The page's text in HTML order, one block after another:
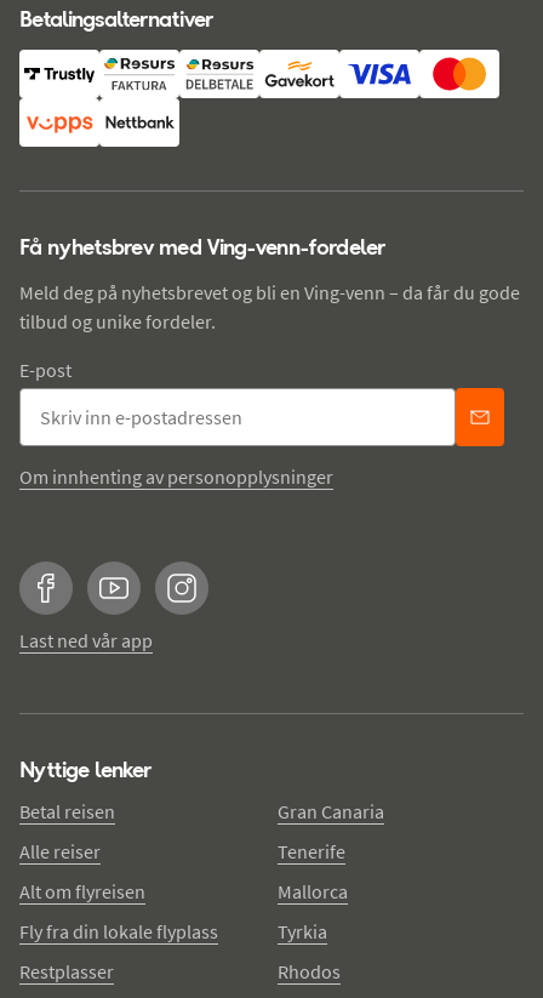
Betalingsalternativer
Få nyhetsbrev med Ving-venn-fordeler
Meld deg på nyhetsbrevet og bli en Ving-venn – da får du gode
tilbud og unike fordeler.
E-post
Om innhenting av personopplysninger
FacebookYouTubeInstagram
Last ned vår app
Nyttige lenker
Betal reisen
Alle reiser
Alt om flyreisen
Fly fra din lokale flyplass
Restplasser
Gran Canaria
Tenerife
Mallorca
Tyrkia
Rhodos